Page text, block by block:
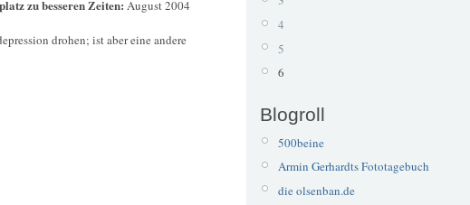
zu besseren Zeiten: August 2004
drohen; ist aber eine andere
4
5
6
Blogroll
500beine
Armin Gerhardts Fototagebuch
die olsenban.de